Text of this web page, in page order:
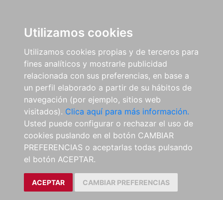
Utilizamos cookies
Utilizamos cookies propias y de terceros para
fines analíticos y mostrarle publicidad
relacionada con sus preferencias, en base a
un perfil elaborado a partir de su hábitos de
navegación (por ejemplo, sitios web
visitados). Clica aquí para más información.
Usted puede configurar o rechazar el uso de
cookies puslando en el botón CAMBIAR
PREFERENCIAS o aceptarlas todas pulsando
el botón ACEPTAR.
ACEPTAR CAMBIAR PREFERENCIAS